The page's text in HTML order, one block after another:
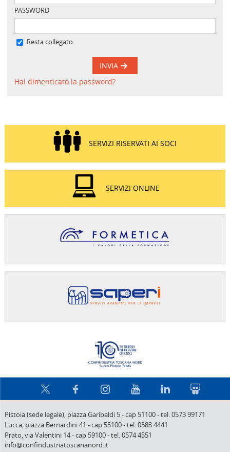
PASSWORD
Resta collegato
INVIA
Hai dimenticato la password?
SERVIZI RISERVATI AI SOCI
SERVIZI ONLINE
Pistoia (sede legale), piazza Garibaldi 5-cap 51100-tel. 0573 99171
Lucca, piazza Bernardini 41 -cap 55100-tel. 0583 4441
Prato,via Valentini 14-cap 59100-tel. 0574 4551
info@confindustriatoscananord.it